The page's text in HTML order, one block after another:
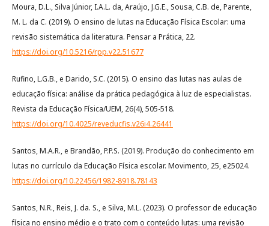
Moura, D.L., Silva Júnior, I.A.L. da, Araújo, J.G.E., Sousa, C.B. de, Parente,
M. L. da C. (2019). O ensino de lutas na Educação Física Escolar: uma
revisão sistemática da literatura. Pensar a Prática, 22.
https://doi.org/10.5216/rpp.v22.51677
Rufino, L.G.B., e Darido, S.C. (2015). O ensino das lutas nas aulas de
educação física: análise da prática pedagógica à luz de especialistas.
Revista da Educação Física/UEM, 26(4), 505-518.
https://doi.org/10.4025/reveducfis.v26i4.26441
Santos, M.A.R., e Brandão, P.P.S. (2019). Produção do conhecimento em
lutas no currículo da Educação Física escolar. Movimento, 25, e25024.
https://doi.org/10.22456/1982-8918.78143
Santos, N.R., Reis, J. da. S., e Silva, M.L. (2023). O professor de educação
física no ensino médio e o trato com o conteúdo lutas: uma revisão